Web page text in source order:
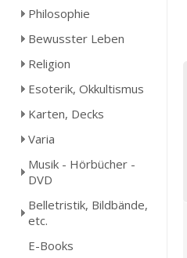
Philosophie
Bewusster Leben
Religion
Esoterik, Okkultismus
Karten, Decks
Varia
Musik - Hörbücher -
DVD
Belletristik, Bildbände,
etc.
E-Books